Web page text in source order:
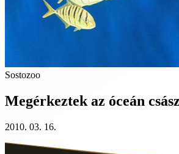
Sostozoo
Megérkeztek az óceán
2010. 03. 16.